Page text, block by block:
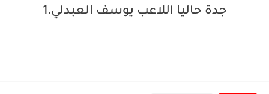
جدة حاليا اللاعب يوسف العبدلي.1